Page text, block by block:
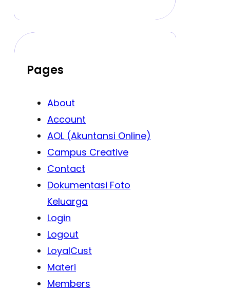
Pages
About
Account
AOL (Akuntansi Online)
Campus Creative
Contact
Dokumentasi Foto
Keluarga
Login
Logout
LoyalCust
Materi
Members